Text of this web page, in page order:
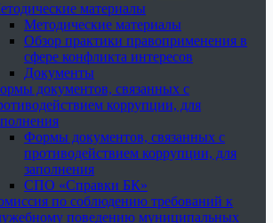
материалы
Методические материалы
Обзор практики правоприменения в
сфере конфликта интересов
Документы
документов, связанных с
коррупции, для
Формы документов, связанных с
противодействием коррупции, для
заполнения
СПО «Справки БК»
по соблюдению требований к
поведению муниципальных